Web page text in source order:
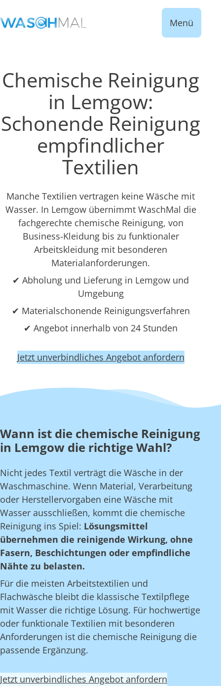
Menü
Chemische Reinigung
in Lemgow:
Schonende Reinigung
empfindlicher
Textilien
Manche Textilien vertragen keine Wäsche mit
Wasser. In Lemgow übernimmt WaschMal die
fachgerechte chemische Reinigung, von
Business-Kleidung bis zu funktionaler
Arbeitskleidung mit besonderen
Materialanforderungen.
✔ Abholung und Lieferung in Lemgow und
Umgebung
✔ Materialschonende Reinigungsverfahren
✔ Angebot innerhalb von 24 Stunden
Jetzt unverbindliches Angebot anfordern
Wann ist die chemische Reinigung
in Lemgow die richtige Wahl?
Nicht jedes Textil verträgt die Wäsche in der
Waschmaschine. Wenn Material, Verarbeitung
oder Herstellervorgaben eine Wäsche mit
Wasser ausschließen, kommt die chemische
Reinigung ins Spiel: Lösungsmittel
übernehmen die reinigende Wirkung, ohne
Fasern, Beschichtungen oder empfindliche
Nähte zu belasten.
Für die meisten Arbeitstextilien und
Flachwäsche bleibt die klassische Textilpflege
mit Wasser die richtige Lösung. Für hochwertige
oder funktionale Textilien mit besonderen
Anforderungen ist die chemische Reinigung die
passende Ergänzung.
Jetzt unverbindliches Angebot anfordern